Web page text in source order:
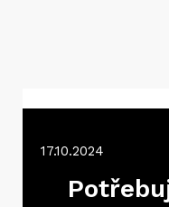
17.10.2024